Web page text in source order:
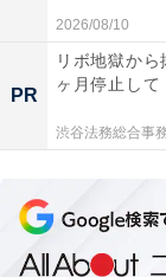
2026/08/10
PR
リボ地獄か
ヶ月停止して
渋谷法務総合事